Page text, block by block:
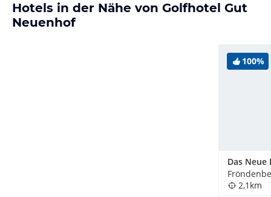
Hotels in der Nähe von Golfhotel Gut
Neuenhof
100%
2,1km